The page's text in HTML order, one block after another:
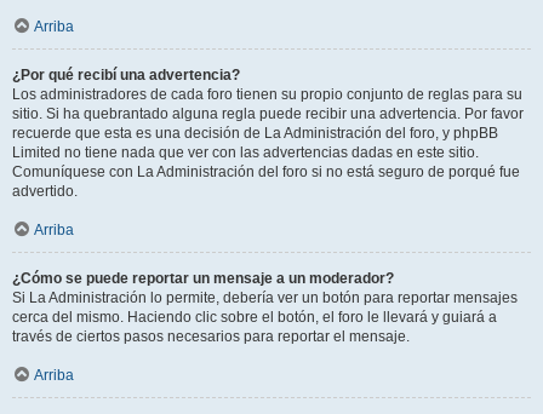
Arriba
¿Por qué recibí una advertencia?
Los administradores de cada foro tienen su propio conjunto de reglas para su
sitio. Si ha quebrantado alguna regla puede recibir una advertencia. Por favor
recuerde que esta es una decisión de La Administración del foro, y phpBB
Limited no tiene nada que ver con las advertencias dadas en este sitio.
Comuníquese con La Administración del foro si no está seguro de porqué fue
advertido.
Arriba
¿Cómo se puede reportar un mensaje a un moderador?
Si La Administración lo permite, debería ver un botón para reportar mensajes
cerca del mismo. Haciendo clic sobre el botón, el foro le llevará y guiará a
través de ciertos pasos necesarios para reportar el mensaje.
Arriba